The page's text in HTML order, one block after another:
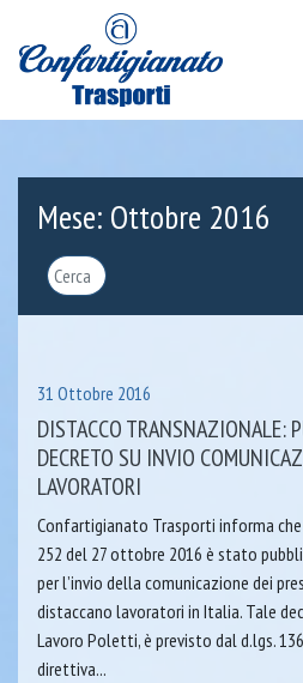
Mese: Ottobre 2016
31 Ottobre 2016
DISTACCO TRANSNAZIONALE:
DECRETO SU INVIO
LAVORATORI
Confartigianato Trasporti informa
252 del 27 ottobre 2016 è stato
per l’invio della comunicazione dei
distaccano lavoratori in Italia. Tale
Lavoro Poletti, è previsto dal d.lgs.
direttiva...